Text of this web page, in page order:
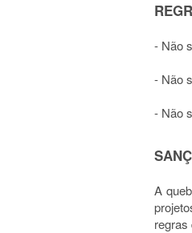
- Não
- Não
- Não
A
regras